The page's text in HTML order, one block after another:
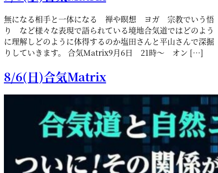
無になる相手と一体になる 禅や瞑想 ヨガ 宗教でいう悟
り など様々な表現で語られている境地合気道ではどのよう
に理解しどのように体得するのか塩田さんと平山さんで深掘
りしていきます。 合気Matrix9月6日 21時〜 オン […]
8/6(日)合気Matrix